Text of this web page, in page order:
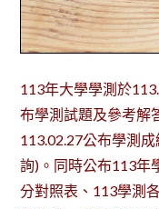
113年大學學測於
布學測試題及參考解
113.02.27公布學測
詢)。同時公布113年
分對照表、113學測